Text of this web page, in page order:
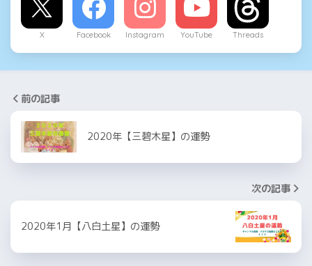
X Facebook Instagram YouTube Threads
前の記事
2020年【三碧木星】の運勢
次の記事
2020年1月【八白土星】の運勢